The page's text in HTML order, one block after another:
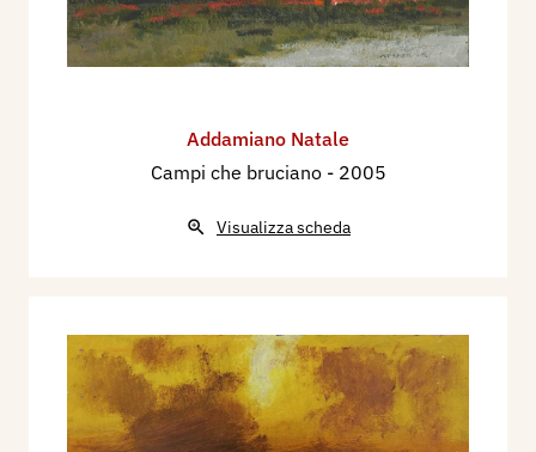
Addamiano Natale
Campi che bruciano - 2005
Visualizza scheda